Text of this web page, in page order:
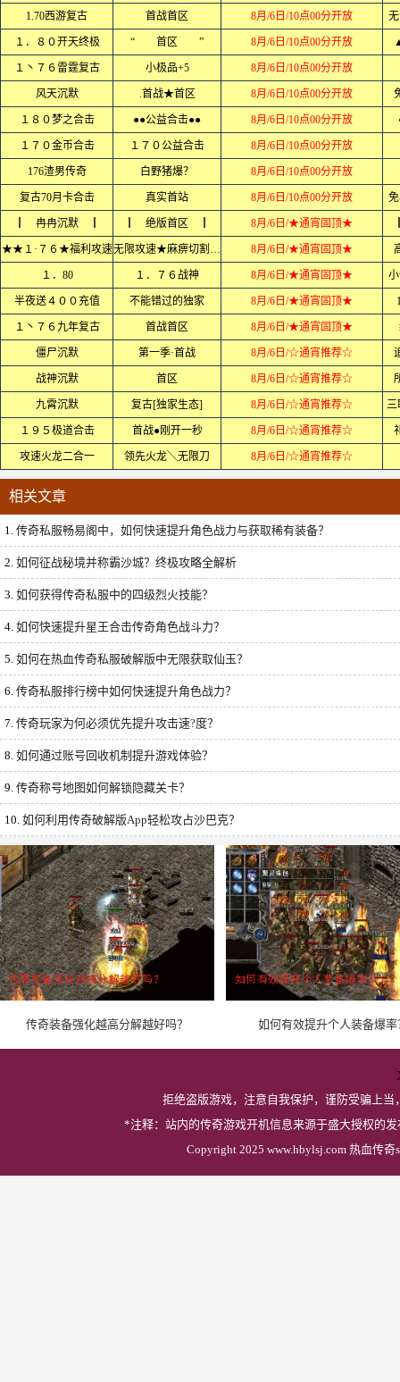
1.70西游复古 首战首区 8月/6日/10点00分开放
１．８０开天终极 “ 首区 ” 8月/6日/10点00分开放
１丶７６雷霆复古 小极品+5 8月/6日/10点00分开放
风天沉默 .首战★首区 8月/6日/10点00分开放
１８０梦之合击 ●●公益合击●● 8月/6日/10点00分开放
１７０金币合击 １７０公益合击 8月/6日/10点00分开放
176渣男传奇 白野猪爆？ 8月/6日/10点00分开放
复古70月卡合击 真实首站 8月/6日/10点00分开放
┃ 冉冉沉默 ┃ ┃ 绝版首区 ┃ 8月/6日/★通宵固顶★
★★１·７６★福利攻速 无限攻速★麻痹切割★★ 8月/6日/★通宵固顶★
１．80 １．７６战神 8月/6日/★通宵固顶★
半夜送４００充值 不能错过的独家 8月/6日/★通宵固顶★
１丶７６九年复古 首战首区 8月/6日/★通宵固顶★
僵尸沉默 第一季·首战 8月/6日/☆通宵推荐☆
战神沉默 首区 8月/6日/☆通宵推荐☆
九霄沉默 复古[独家生态] 8月/6日/☆通宵推荐☆ 三
１９５极道合击 首战●刚开一秒 8月/6日/☆通宵推荐☆
攻速火龙二合一 领先火龙╲无限刀 8月/6日/☆通宵推荐☆
相关文章
1. 传奇私服畅易阁中，如何快速提升角色战力与获取稀有装备？
2. 如何征战秘境并称霸沙城？终极攻略全解析
3. 如何获得传奇私服中的四级烈火技能？
4. 如何快速提升星王合击传奇角色战斗力？
5. 如何在热血传奇私服破解版中无限获取仙玉？
6. 传奇私服排行榜中如何快速提升角色战力？
7. 传奇玩家为何必须优先提升攻击速?度？
8. 如何通过账号回收机制提升游戏体验？
9. 传奇称号地图如何解锁隐藏关卡？
10. 如何利用传奇破解版App轻松攻占沙巴克？
传奇装备强化越高分解越好吗？ 如何有效提升个人装备爆率
拒绝盗版游戏，注意自我保护，谨防受骗上
*注释：站内的传奇游戏开机信息来源于盛大授权的
Copyright 2025 www.hbylsj.com 热血传